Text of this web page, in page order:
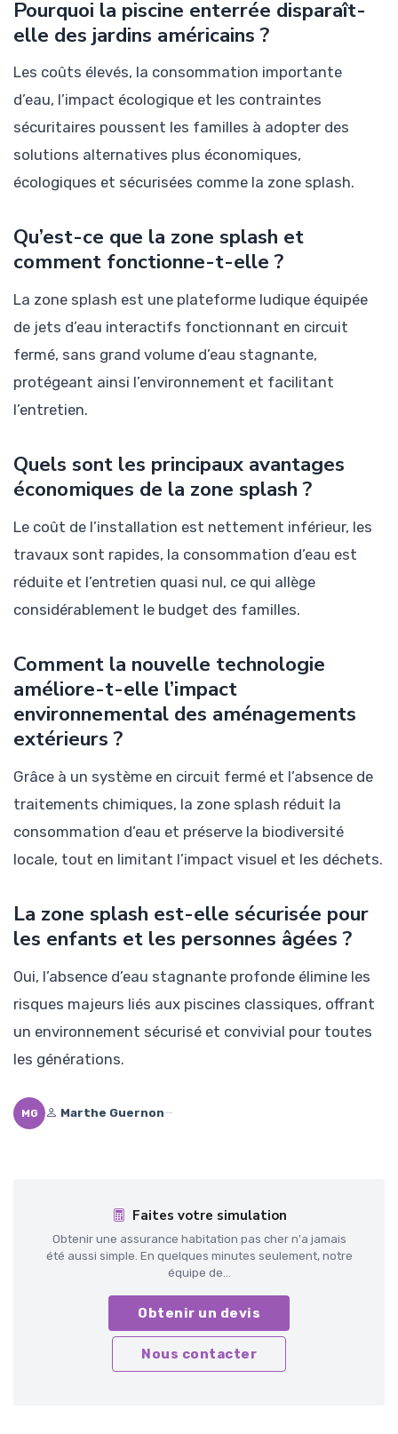
Pourquoi la piscine enterrée disparaît-
elle des jardins américains ?
Les coûts élevés, la consommation importante
d’eau, l’impact écologique et les contraintes
sécuritaires poussent les familles à adopter des
solutions alternatives plus économiques,
écologiques et sécurisées comme la zone splash.
Qu’est-ce que la zone splash et
comment fonctionne-t-elle ?
La zone splash est une plateforme ludique équipée
de jets d’eau interactifs fonctionnant en circuit
fermé, sans grand volume d’eau stagnante,
protégeant ainsi l’environnement et facilitant
l’entretien.
Quels sont les principaux avantages
économiques de la zone splash ?
Le coût de l’installation est nettement inférieur, les
travaux sont rapides, la consommation d’eau est
réduite et l’entretien quasi nul, ce qui allège
considérablement le budget des familles.
Comment la nouvelle technologie
améliore-t-elle l’impact
environnemental des aménagements
extérieurs ?
Grâce à un système en circuit fermé et l’absence de
traitements chimiques, la zone splash réduit la
consommation d’eau et préserve la biodiversité
locale, tout en limitant l’impact visuel et les déchets.
La zone splash est-elle sécurisée pour
les enfants et les personnes âgées ?
Oui, l’absence d’eau stagnante profonde élimine les
risques majeurs liés aux piscines classiques, offrant
un environnement sécurisé et convivial pour toutes
les générations.
MG Marthe Guernon—
Faites votre simulation
Obtenir une assurance habitation pas cher n'a jamais
été aussi simple. En quelques minutes seulement, notre
équipe de...
Obtenir un devis
Nous contacter